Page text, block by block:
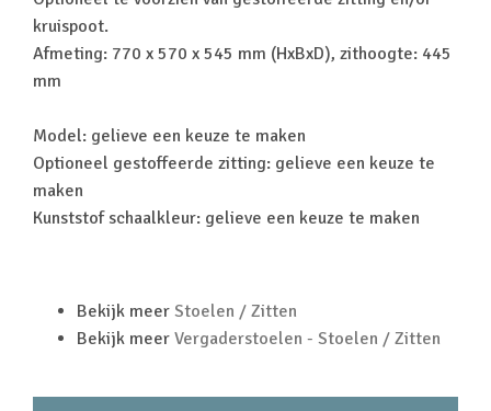
kruispoot.
Afmeting: 770 x 570 x 545 mm (HxBxD), zithoogte: 445
mm
Model: gelieve een keuze te maken
Optioneel gestoffeerde zitting: gelieve een keuze te
maken
Kunststof schaalkleur: gelieve een keuze te maken
Bekijk meer Stoelen / Zitten
Bekijk meer Vergaderstoelen - Stoelen / Zitten